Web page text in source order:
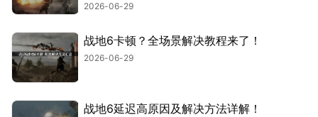
2026-06-29
战地6卡顿？全场景解决教程来了！
2026-06-29
战地6延迟高原因及解决方法详解！